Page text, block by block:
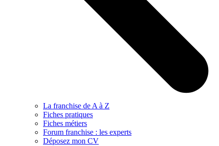
La franchise de A à Z
Fiches pratiques
Fiches métiers
Forum franchise : les experts
Déposez mon CV